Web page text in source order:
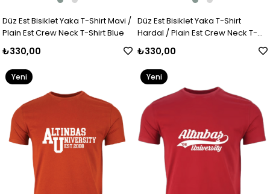
Düz Est Bisiklet Yaka T-Shirt Mavi /
Plain Est Crew Neck T-Shirt Blue
₺330,00
Düz Est Bisiklet Yaka T-Shirt
Hardal / Plain Est Crew Neck T-
₺330,00
Yeni
Yeni